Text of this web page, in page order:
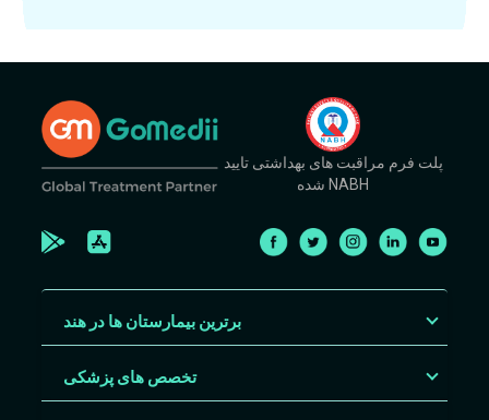
پلت فرم مراقبت های بهداشتی تایید
شده NABH
برترین بیمارستان ها در هند
تخصص های پزشکی